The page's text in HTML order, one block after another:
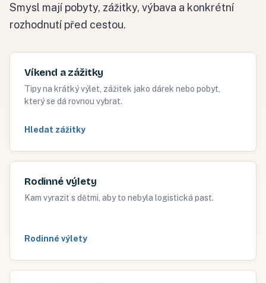
Smysl mají pobyty, zážitky, výbava a konkrétní
rozhodnutí před cestou.
Víkend a zážitky
Tipy na krátký výlet, zážitek jako dárek nebo pobyt,
který se dá rovnou vybrat.
Hledat zážitky
Rodinné výlety
Kam vyrazit s dětmi, aby to nebyla logistická past.
Rodinné výlety